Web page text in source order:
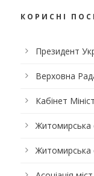
КОРИСНІ
Президент
Верховна
Кабінет
Житомирська
Житомирська